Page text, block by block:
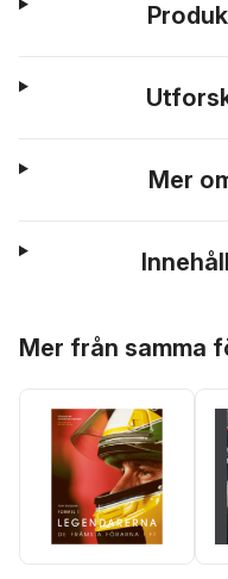
Mer
Mer från samma